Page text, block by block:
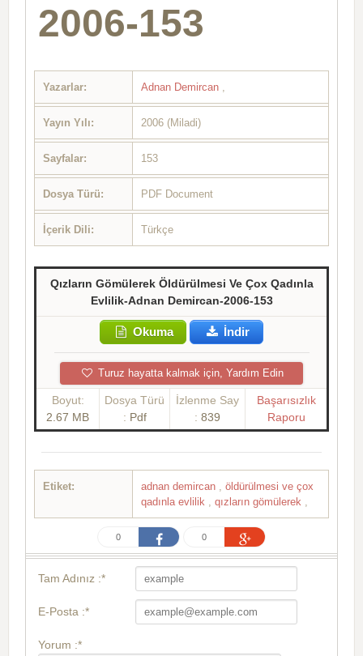
2006-153
Yazarlar: Adnan Demircan
Yayın Yılı: 2006 (Miladi)
Sayfalar: 153
Dosya Türü: PDF Document
İçerik Dili: Türkçe
Qızların Gömülerek Öldürülmesi Ve Çox Qadınla
Evlilik-Adnan Demircan-2006-153
Okuma İndir
Turuz hayatta kalmak için, Yardım Edin
Boyut:
2.67 MB
Dosya Türü
: Pdf
İzlenme Say
: 839
Başarısızlık
Raporu
Etiket: adnan demircan
öldürülmesi ve çox
qadınla evlilik
qızların gömülerek
0 0
Tam Adınız :*
E-Posta :*
Yorum :*